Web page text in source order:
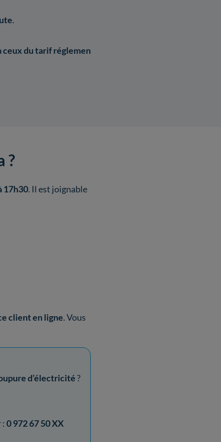
.
ceux du tarif réglementé de vente de l’électricité (TRV)
?
17h30. Il est joignable
client en ligne. Vous
d’électricité?
:0 972 67 50 XX